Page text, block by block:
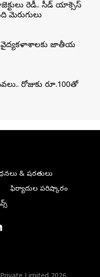
రెడీ.. సీడ్‌ యాక్సెస్‌
మెరుగులు
వైద్యకళాశాలకు జాతీయ
రోజుకు రూ.100తో
& షరతులు
ఫిర్యాదుల పరిష్కారం